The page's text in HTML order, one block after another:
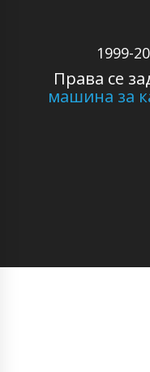
1999-
Права се
машина за